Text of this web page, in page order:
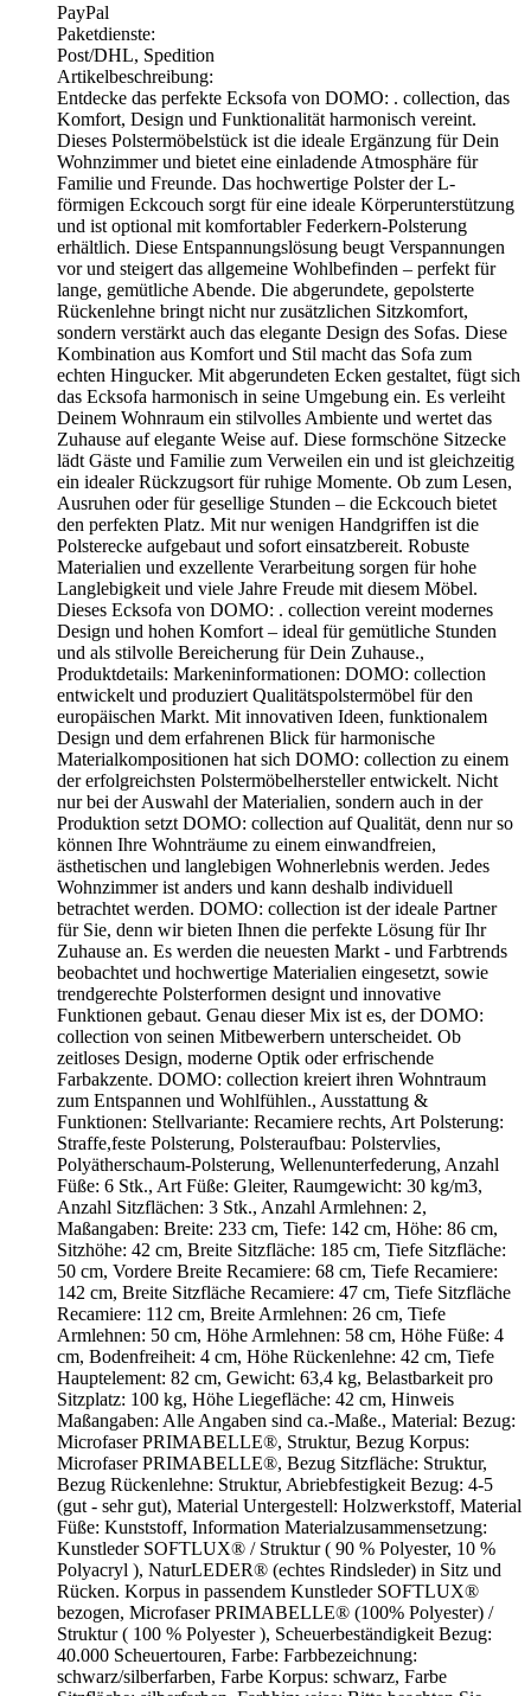
PayPal
Paketdienste:
Post/DHL, Spedition
Artikelbeschreibung:
Entdecke das perfekte Ecksofa von DOMO: . collection, das
Komfort, Design und Funktionalität harmonisch vereint.
Dieses Polstermöbelstück ist die ideale Ergänzung für Dein
Wohnzimmer und bietet eine einladende Atmosphäre für
Familie und Freunde. Das hochwertige Polster der L-
förmigen Eckcouch sorgt für eine ideale Körperunterstützung
und ist optional mit komfortabler Federkern-Polsterung
erhältlich. Diese Entspannungslösung beugt Verspannungen
vor und steigert das allgemeine Wohlbefinden – perfekt für
lange, gemütliche Abende. Die abgerundete, gepolsterte
Rückenlehne bringt nicht nur zusätzlichen Sitzkomfort,
sondern verstärkt auch das elegante Design des Sofas. Diese
Kombination aus Komfort und Stil macht das Sofa zum
echten Hingucker. Mit abgerundeten Ecken gestaltet, fügt sich
das Ecksofa harmonisch in seine Umgebung ein. Es verleiht
Deinem Wohnraum ein stilvolles Ambiente und wertet das
Zuhause auf elegante Weise auf. Diese formschöne Sitzecke
lädt Gäste und Familie zum Verweilen ein und ist gleichzeitig
ein idealer Rückzugsort für ruhige Momente. Ob zum Lesen,
Ausruhen oder für gesellige Stunden – die Eckcouch bietet
den perfekten Platz. Mit nur wenigen Handgriffen ist die
Polsterecke aufgebaut und sofort einsatzbereit. Robuste
Materialien und exzellente Verarbeitung sorgen für hohe
Langlebigkeit und viele Jahre Freude mit diesem Möbel.
Dieses Ecksofa von DOMO: . collection vereint modernes
Design und hohen Komfort – ideal für gemütliche Stunden
und als stilvolle Bereicherung für Dein Zuhause.,
Produktdetails: Markeninformationen: DOMO: collection
entwickelt und produziert Qualitätspolstermöbel für den
europäischen Markt. Mit innovativen Ideen, funktionalem
Design und dem erfahrenen Blick für harmonische
Materialkompositionen hat sich DOMO: collection zu einem
der erfolgreichsten Polstermöbelhersteller entwickelt. Nicht
nur bei der Auswahl der Materialien, sondern auch in der
Produktion setzt DOMO: collection auf Qualität, denn nur so
können Ihre Wohnträume zu einem einwandfreien,
ästhetischen und langlebigen Wohnerlebnis werden. Jedes
Wohnzimmer ist anders und kann deshalb individuell
betrachtet werden. DOMO: collection ist der ideale Partner
für Sie, denn wir bieten Ihnen die perfekte Lösung für Ihr
Zuhause an. Es werden die neuesten Markt - und Farbtrends
beobachtet und hochwertige Materialien eingesetzt, sowie
trendgerechte Polsterformen designt und innovative
Funktionen gebaut. Genau dieser Mix ist es, der DOMO:
collection von seinen Mitbewerbern unterscheidet. Ob
zeitloses Design, moderne Optik oder erfrischende
Farbakzente. DOMO: collection kreiert ihren Wohntraum
zum Entspannen und Wohlfühlen., Ausstattung &
Funktionen: Stellvariante: Recamiere rechts, Art Polsterung:
Straffe,feste Polsterung, Polsteraufbau: Polstervlies,
Polyätherschaum-Polsterung, Wellenunterfederung, Anzahl
Füße: 6 Stk., Art Füße: Gleiter, Raumgewicht: 30 kg/m3,
Anzahl Sitzflächen: 3 Stk., Anzahl Armlehnen: 2,
Maßangaben: Breite: 233 cm, Tiefe: 142 cm, Höhe: 86 cm,
Sitzhöhe: 42 cm, Breite Sitzfläche: 185 cm, Tiefe Sitzfläche:
50 cm, Vordere Breite Recamiere: 68 cm, Tiefe Recamiere:
142 cm, Breite Sitzfläche Recamiere: 47 cm, Tiefe Sitzfläche
Recamiere: 112 cm, Breite Armlehnen: 26 cm, Tiefe
Armlehnen: 50 cm, Höhe Armlehnen: 58 cm, Höhe Füße: 4
cm, Bodenfreiheit: 4 cm, Höhe Rückenlehne: 42 cm, Tiefe
Hauptelement: 82 cm, Gewicht: 63,4 kg, Belastbarkeit pro
Sitzplatz: 100 kg, Höhe Liegefläche: 42 cm, Hinweis
Maßangaben: Alle Angaben sind ca.-Maße., Material: Bezug:
Microfaser PRIMABELLE®, Struktur, Bezug Korpus:
Microfaser PRIMABELLE®, Bezug Sitzfläche: Struktur,
Bezug Rückenlehne: Struktur, Abriebfestigkeit Bezug: 4-5
(gut - sehr gut), Material Untergestell: Holzwerkstoff, Material
Füße: Kunststoff, Information Materialzusammensetzung:
Kunstleder SOFTLUX® / Struktur ( 90 % Polyester, 10 %
Polyacryl ), NaturLEDER® (echtes Rindsleder) in Sitz und
Rücken. Korpus in passendem Kunstleder SOFTLUX®
bezogen, Microfaser PRIMABELLE® (100% Polyester) /
Struktur ( 100 % Polyester ), Scheuerbeständigkeit Bezug:
40.000 Scheuertouren, Farbe: Farbbezeichnung:
schwarz/silberfarben, Farbe Korpus: schwarz, Farbe